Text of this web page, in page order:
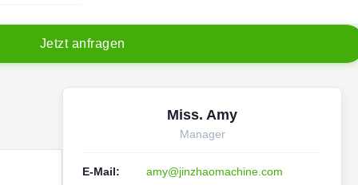
Jetzt anfragen
Miss. Amy
Manager
E-Mail:
amy@jinzhaomachine.com